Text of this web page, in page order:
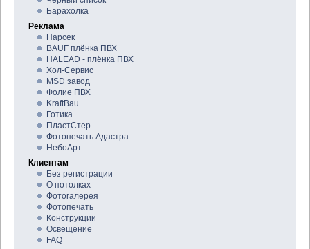
Барахолка
Реклама
Парсек
BAUF плёнка ПВХ
HALEAD - плёнка ПВХ
Хол-Сервис
MSD завод
Фолие ПВХ
KraftBau
Готика
ПластСтер
Фотопечать Адастра
НебоАрт
Клиентам
Без регистрации
О потолках
Фотогалерея
Фотопечать
Конструкции
Освещение
FAQ